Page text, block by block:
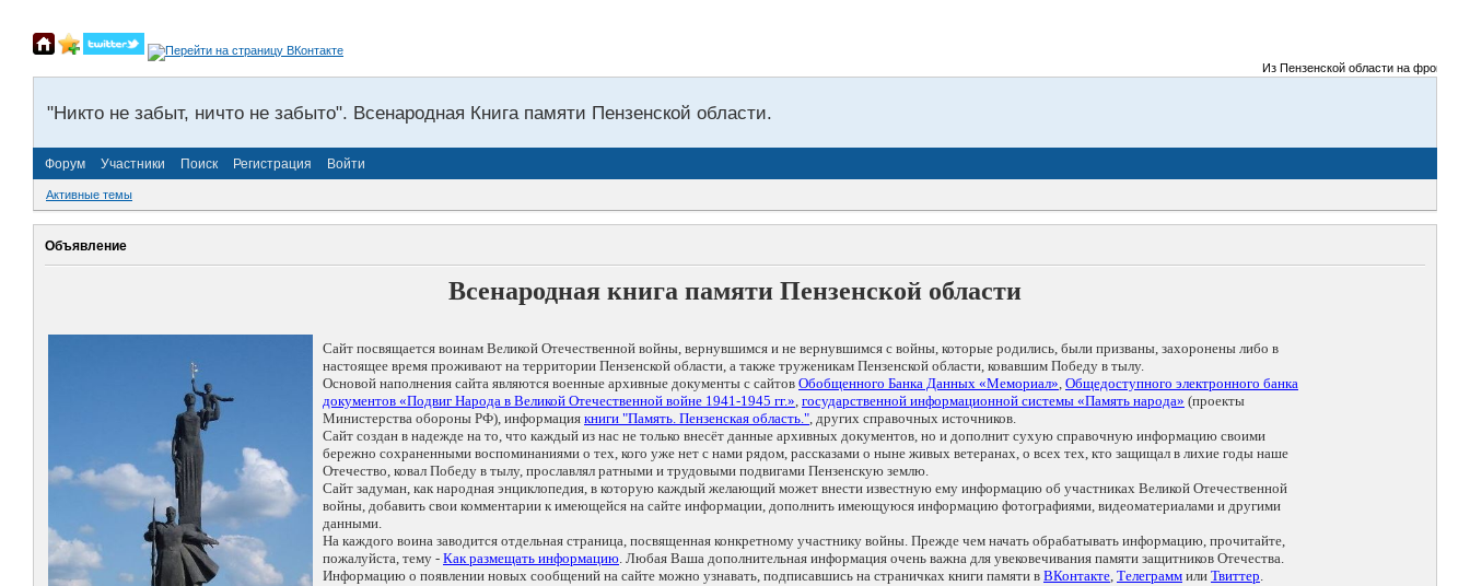
Из Пензенской области на фронты
"Никто не забыт, ничто не забыто". Всенародная Книга памяти Пензенской области.
Форум Участники Поиск Регистрация Войти
Активные темы
Объявление
Всенародная книга памяти Пензенской области
Сайт посвящается воинам Великой Отечественной войны, вернувшимся и не вернувшимся с войны, которые родились, были призваны, захоронены либо в
настоящее время проживают на территории Пензенской области, а также труженикам Пензенской области, ковавшим Победу в тылу.
Основой наполнения сайта являются военные архивные документы с сайтов Обобщенного Банка Данных «Мемориал», Общедоступного электронного банка
документов «Подвиг Народа в Великой Отечественной войне 1941-1945 гг.», государственной информационной системы «Память народа» (проекты
Министерства обороны РФ), информация книги "Память. Пензенская область.", других справочных источников.
Сайт создан в надежде на то, что каждый из нас не только внесёт данные архивных документов, но и дополнит сухую справочную информацию своими
бережно сохраненными воспоминаниями о тех, кого уже нет с нами рядом, рассказами о ныне живых ветеранах, о всех тех, кто защищал в лихие годы наше
Отечество, ковал Победу в тылу, прославлял ратными и трудовыми подвигами Пензенскую землю.
Сайт задуман, как народная энциклопедия, в которую каждый желающий может внести известную ему информацию об участниках Великой Отечественной
войны, добавить свои комментарии к имеющейся на сайте информации, дополнить имеющуюся информацию фотографиями, видеоматериалами и другими
данными.
На каждого воина заводится отдельная страница, посвященная конкретному участнику войны. Прежде чем начать обрабатывать информацию, прочитайте,
пожалуйста, тему - Как размещать информацию. Любая Ваша дополнительная информация очень важна для увековечивания памяти защитников Отечества.
Информацию о появлении новых сообщений на сайте можно узнавать, подписавшись на страничках книги памяти в ВКонтакте, Телеграмм или Твиттер.